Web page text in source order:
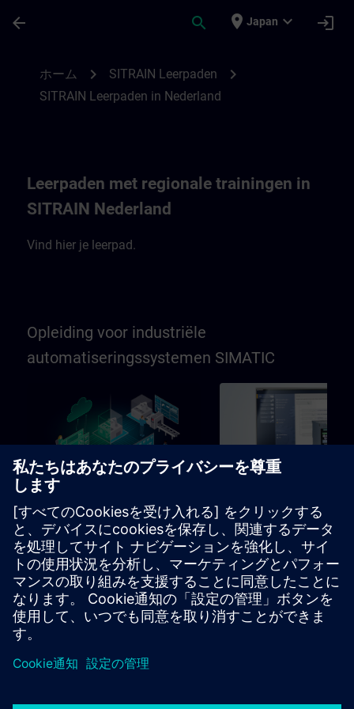
arrow_back search place Japan expand_more login
ホーム chevron_right SITRAIN Leerpaden chevron_right
SITRAIN Leerpaden in Nederland
Leerpaden met regionale trainingen in
SITRAIN Nederland
Vind hier je leerpad.
Opleiding voor industriële
automatiseringssystemen SIMATIC
SIMATIC programmeren in
TIA Portal
Leerpad voor programmeurs,
inbedrijfstellers, technisch
personeel
ラーニングパス
SIMATIC
and Troubleshooting in
Portal
Learning path for
and technical staff
ラーニングパス